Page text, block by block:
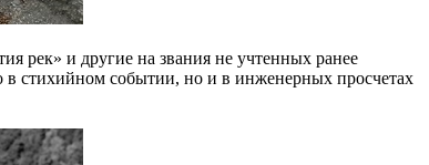
рек» и другие на звания не учтенных ранее
в стихийном событии, но и в инженерных просчетах